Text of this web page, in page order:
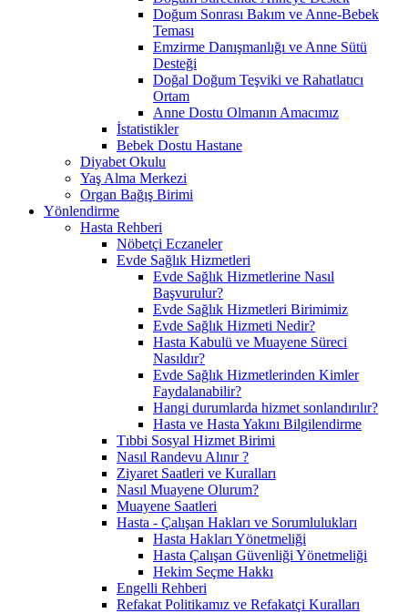
Doğum Sonrası Bakım ve Anne-Bebek
Teması
Emzirme Danışmanlığı ve Anne Sütü
Desteği
Doğal Doğum Teşviki ve Rahatlatıcı
Ortam
Anne Dostu Olmanın Amacımız
İstatistikler
Bebek Dostu Hastane
Diyabet Okulu
Yaş Alma Merkezi
Organ Bağış Birimi
Yönlendirme
Hasta Rehberi
Nöbetçi Eczaneler
Evde Sağlık Hizmetleri
Evde Sağlık Hizmetlerine Nasıl
Başvurulur?
Evde Sağlık Hizmetleri Birimimiz
Evde Sağlık Hizmeti Nedir?
Hasta Kabulü ve Muayene Süreci
Nasıldır?
Evde Sağlık Hizmetlerinden Kimler
Faydalanabilir?
Hangi durumlarda hizmet sonlandırılır?
Hasta ve Hasta Yakını Bilgilendirme
Tıbbi Sosyal Hizmet Birimi
Nasıl Randevu Alınır ?
Ziyaret Saatleri ve Kuralları
Nasıl Muayene Olurum?
Muayene Saatleri
Hasta - Çalışan Hakları ve Sorumlulukları
Hasta Hakları Yönetmeliği
Hasta Çalışan Güvenliği Yönetmeliği
Hekim Seçme Hakkı
Engelli Rehberi
Refakat Politikamız ve Refakatçi Kuralları